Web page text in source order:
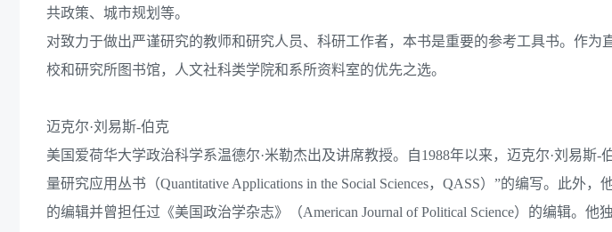
共政策、城市规划等。
对致力于做出严谨研究的教师和研究人员、科研工作者，本书是重要的参考工具书。作为
校和研究所图书馆，人文社科类学院和系所资料室的优先之选。
迈克尔·刘易斯-伯克
美国爱荷华大学政治科学系温德尔·米勒杰出及讲席教授。自1988年以来，迈克尔·刘易斯-
量研究应用丛书（Quantitative Applications in the Social Sciences，QASS）”的编写。此外
的编辑并曾担任过《美国政治学杂志》（American Journal of Political Science）的编辑。